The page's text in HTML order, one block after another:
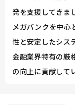
発を支援してきま
メガバンクを中心
性と安定したシス
金融業界特有の厳
の向上に貢献して